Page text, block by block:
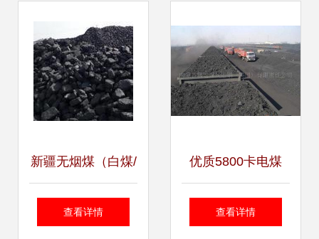
新疆无烟煤（白煤/
火烧煤）资源概览
查看详情
优质5800卡电煤
315元直销价带双
查看详情